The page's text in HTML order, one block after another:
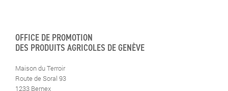
OFFICE DE PROMOTION
DES PRODUITS AGRICOLES DE GENÈVE
Maison du Terroir
Route de Soral 93
1233 Bernex